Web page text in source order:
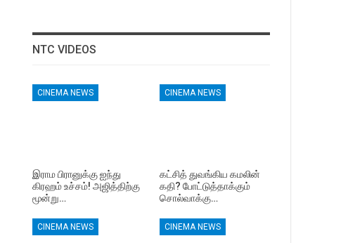
NTC VIDEOS
CINEMA NEWS
இராம பிரானுக்கு ஐந்து
கிரஹம் உச்சம்! அஜித்திற்கு
மூன்று…
CINEMA NEWS
கட்சித் துவங்கிய கமலின்
கதி? போட்டுத்தாக்கும்
சொல்வாக்கு…
CINEMA NEWS CINEMA NEWS